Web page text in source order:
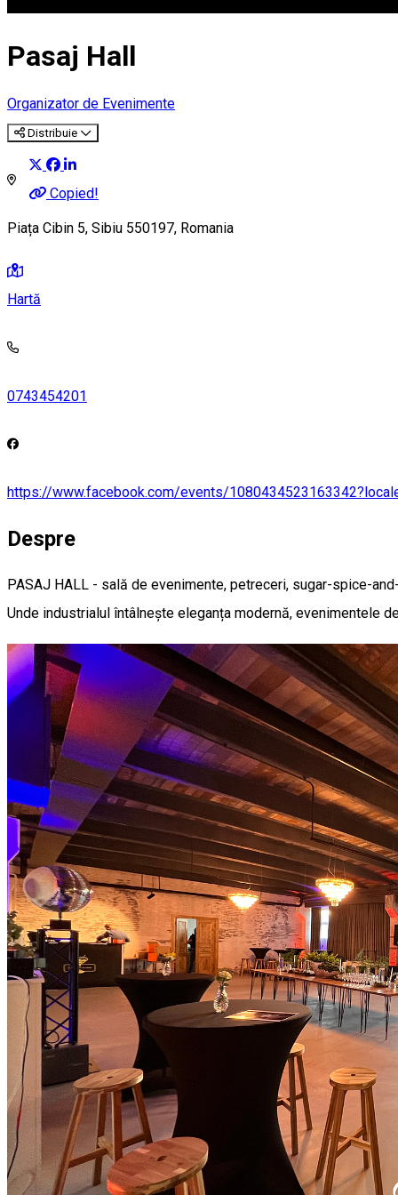
Pasaj Hall
Organizator de Evenimente
Distribuie
Copied!
Piața Cibin 5, Sibiu 550197, Romania
Hartă
0743454201
https://www.facebook.com/events/
Despre
PASAJ HALL - sală de evenimente, petreceri, sugar-spice-
Unde industrialul întâlnește eleganța modernă, evenimentele